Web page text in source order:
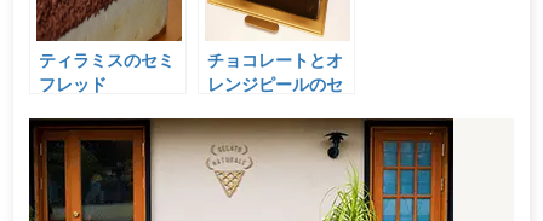
ティラミスのセミ
フレッド
チョコレートとオ
レンジピールのセ